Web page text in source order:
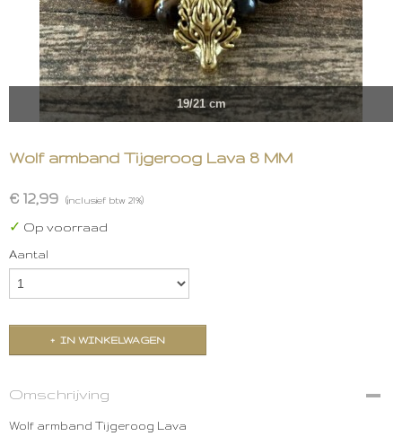
19/21 cm
Wolf armband Tijgeroog Lava 8 MM
€ 12,99 (inclusief btw 21%)
✓ Op voorraad
Aantal
IN WINKELWAGEN
Omschrijving
Wolf armband Tijgeroog Lava